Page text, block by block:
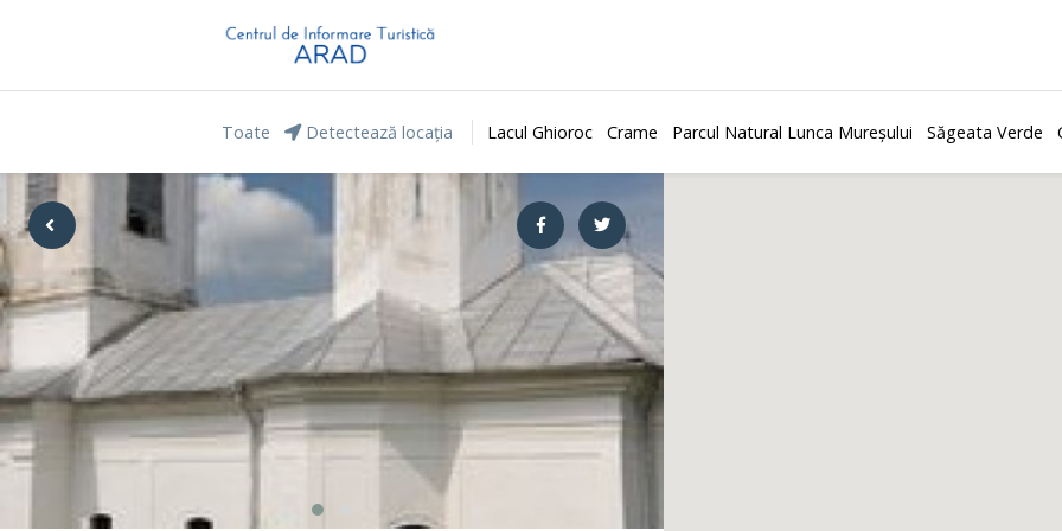
Toate Detectează locația Lacul Ghioroc Crame Parcul Natural Lunca Mureșului Săgeata Verde